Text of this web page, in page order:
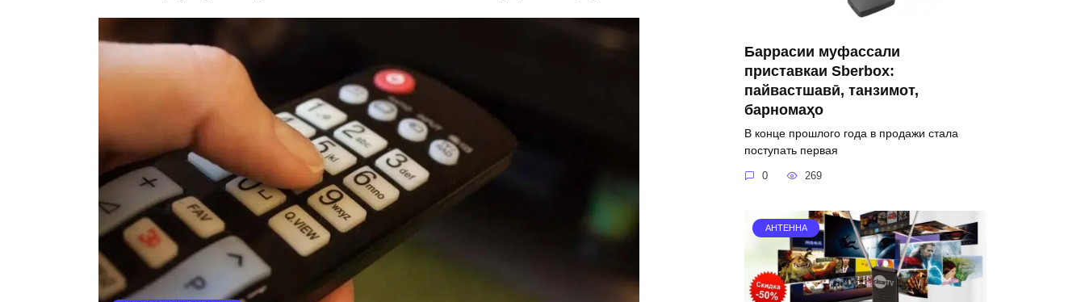
Баррасии муфассали
приставкаи Sberbox:
пайвастшавӣ, танзимот,
барномаҳо
В конце прошлого года в продажи стала
поступать первая
0 269
АНТЕННА